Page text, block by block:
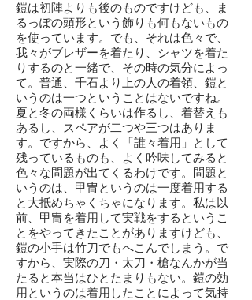
鎧は初陣よりも後のものですけども、ま
るっぽの頭形という飾りも何もないもの
を使っています。でも、それは色々で、
我々がブレザーを着たり、シャツを着た
りするのと一緒で、その時の気分によっ
て。普通、千石より上の人の着領、鎧と
いうのは一つということはないですね。
夏と冬の両様くらいは作るし、着替えも
あるし、スペアが二つや三つはありま
す。ですから、よく「誰々着用」として
残っているものも、よく吟味してみると
色々な問題が出てくるわけです。問題と
いうのは、甲冑というのは一度着用する
と大抵めちゃくちゃになります。私は以
前、甲冑を着用して実戦をするというこ
とをやってきたことがありますけども、
鎧の小手は竹刀でもへこんでしまう。で
すから、実際の刀・太刀・槍なんかが当
たると本当はひとたまりもない。鎧の効
用というのは着用したことによって気持